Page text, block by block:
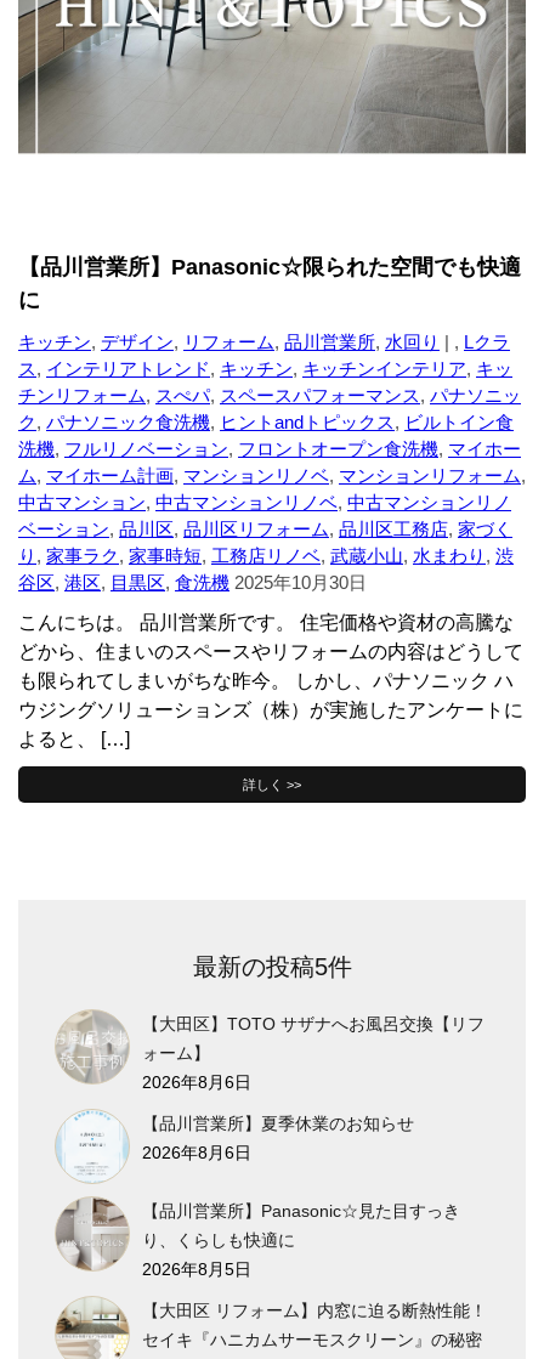
【品川営業所】Panasonic☆限られた空間でも快適
に
キッチン, デザイン, リフォーム, 品川営業所, 水回り | , Lクラ
ス, インテリアトレンド, キッチン, キッチンインテリア, キッ
チンリフォーム, スぺパ, スペースパフォーマンス, パナソニッ
ク, パナソニック食洗機, ヒントandトピックス, ビルトイン食
洗機, フルリノベーション, フロントオープン食洗機, マイホー
ム, マイホーム計画, マンションリノベ, マンションリフォーム,
中古マンション, 中古マンションリノベ, 中古マンションリノ
ベーション, 品川区, 品川区リフォーム, 品川区工務店, 家づく
り , 家事ラク, 家事時短, 工務店リノベ, 武蔵小山, 水まわり , 渋
谷区, 港区, 目黒区, 食洗機 2025年10月30日
こんにちは。 品川営業所です。 住宅価格や資材の高騰な
どから、住まいのスペースやリフォームの内容はどうして
も限られてしまいがちな昨今。 しかし、パナソニック ハ
ウジングソリューションズ（株）が実施したアンケートに
よると、 […]
詳しく >>
最新の投稿5件
【大田区】TOTO サザナへお風呂交換【リフ
ォーム】
2026年8月6日
【品川営業所】夏季休業のお知らせ
2026年8月6日
【品川営業所】Panasonic☆見た目すっき
り、くらしも快適に
2026年8月5日
【大田区 リフォーム】内窓に迫る断熱性能！
セイキ『ハニカムサーモスクリーン』の秘密